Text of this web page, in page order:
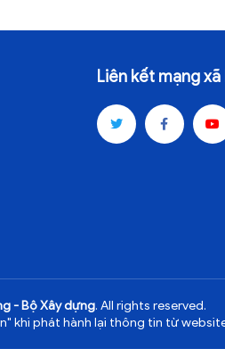
Liên kết mạng xã
- Bộ Xây dựng. All rights reserved.
khi phát hành lại thông tin từ